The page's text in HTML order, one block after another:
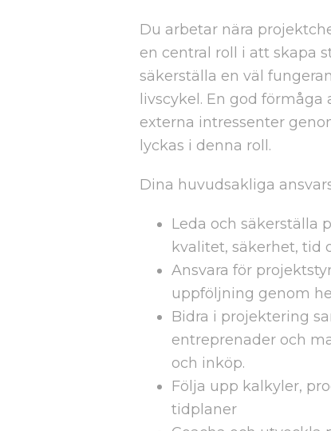
Du arbetar nära
en central roll i att skapa
säkerställa en väl
livscykel. En god
externa intressenter
lyckas i denna roll.
Dina huvudsakliga
Leda och säkerställa
kvalitet, säkerhet, tid
Ansvara för
uppföljning genom
Bidra i projektering
entreprenader och
och inköp.
Följa upp kalkyler,
tidplaner